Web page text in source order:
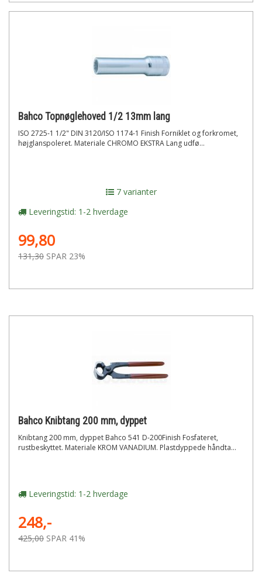
Bahco Topnøglehoved 1/2 13mm lang
ISO 2725-1 1/2" DIN 3120/ISO 1174-1 Finish Forniklet og forkromet,
højglanspoleret. Materiale CHROMO EKSTRA Lang udfø...
7 varianter
Leveringstid: 1-2 hverdage
99,80
131,30 SPAR 23%
Bahco Knibtang 200 mm, dyppet
Knibtang 200 mm, dyppet Bahco 541 D-200Finish Fosfateret,
rustbeskyttet. Materiale KROM VANADIUM. Plastdyppede håndta...
Leveringstid: 1-2 hverdage
248,-
425,00 SPAR 41%